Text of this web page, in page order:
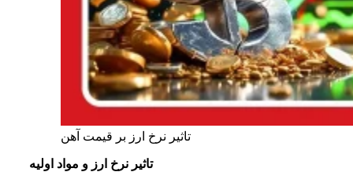
تاثیر نرخ ارز بر قیمت آهن
تاثیر نرخ ارز و مواد اولیه